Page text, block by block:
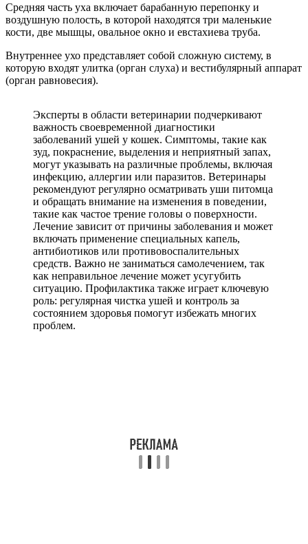
Средняя часть уха включает барабанную перепонку и
воздушную полость, в которой находятся три маленькие
кости, две мышцы, овальное окно и евстахиева труба.
Внутреннее ухо представляет собой сложную систему, в
которую входят улитка (орган слуха) и вестибулярный аппарат
(орган равновесия).
Эксперты в области ветеринарии подчеркивают
важность своевременной диагностики
заболеваний ушей у кошек. Симптомы, такие как
зуд, покраснение, выделения и неприятный запах,
могут указывать на различные проблемы, включая
инфекцию, аллергии или паразитов. Ветеринары
рекомендуют регулярно осматривать уши питомца
и обращать внимание на изменения в поведении,
такие как частое трение головы о поверхности.
Лечение зависит от причины заболевания и может
включать применение специальных капель,
антибиотиков или противовоспалительных
средств. Важно не заниматься самолечением, так
как неправильное лечение может усугубить
ситуацию. Профилактика также играет ключевую
роль: регулярная чистка ушей и контроль за
состоянием здоровья помогут избежать многих
проблем.